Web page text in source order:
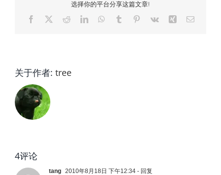
选择你的平台分享这篇文章!
Facebook RedditLinkedInWhatsApp
Tumblr Pinterest
Vk Xing 电
关于作者: tree
4评论
tang 2010年8月18日 下午12:34 - 回复